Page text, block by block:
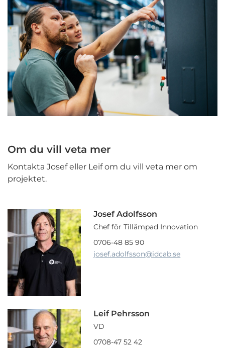
Om du vill veta mer
Kontakta Josef eller Leif om du vill veta mer om
projektet.
Josef Adolfsson
Chef för Tillämpad Innovation
0706-48 85 90
josef.adolfsson@idcab.se
Leif Pehrsson
VD
0708-47 52 42